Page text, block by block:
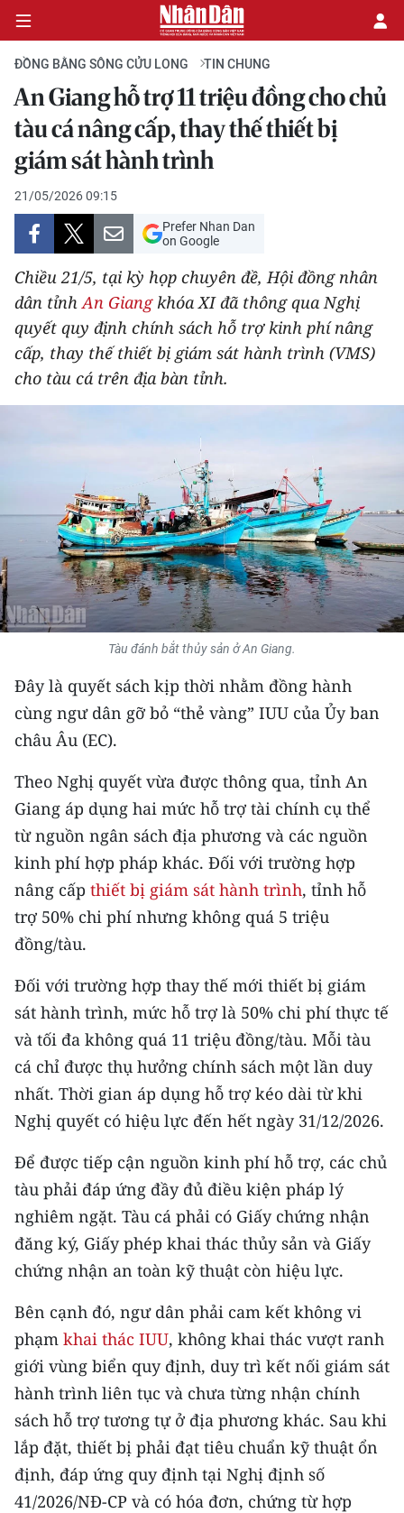
CHÍNH TRỊ
KINH TẾ
VĂN HÓA
XÃ HỘI
PHÁP LUẬT
DU LỊCH
THẾ GIỚI
Y TẾ
KHOA HỌC - CÔNG NGHỆ
MÔI TRƯỜNG
KIỂM CHỨNG THÔNG TIN
TRI THỨC CHUYÊN SÂU
54 DÂN TỘC VIỆT NAM
CHƯƠNG TRÌNH OCOP - MỖI XÃ
MỘT SẢN PHẨM
RADIO
MEDIA CENTER
E-Magazine
Video
Media Chính trị
Media Kinh tế
Media Xã hội
Media Pháp luật
Media Du lịch
Media Thể thao
Media Giáo dục
Media Y tế
Media Khoa học - Công nghệ
Media Môi trường
ĐỒNG BẰNG SÔNG CỬU LONG TIN CHUNG
An Giang hỗ trợ 11 triệu đồng cho chủ
tàu cá nâng cấp, thay thế thiết bị
giám sát hành trình
21/05/2026 09:15
Prefer Nhan Dan
on Google
Chiều 21/5, tại kỳ họp chuyên đề, Hội đồng nhân
dân tỉnhAn Giangkhóa XI đã thông qua Nghị
quyết quy định chính sách hỗ trợ kinh phí nâng
cấp, thay thế thiết bị giám sát hành trình (VMS)
cho tàu cá trên địa bàn tỉnh.
Tàu đánh bắt thủy sản ở An Giang.
Đây là quyết sách kịp thời nhằm đồng hành
cùng ngư dân gỡ bỏ “thẻ vàng” IUU của Ủy ban
châu Âu (EC).
Theo Nghị quyết vừa được thông qua, tỉnh An
Giang áp dụng hai mức hỗ trợ tài chính cụ thể
từ nguồn ngân sách địa phương và các nguồn
kinh phí hợp pháp khác. Đối với trường hợp
nâng cấp thiết bị giám sát hành trình, tỉnh hỗ
trợ 50% chi phí nhưng không quá 5 triệu
đồng/tàu.
Đối với trường hợp thay thế mới thiết bị giám
sát hành trình, mức hỗ trợ là 50% chi phí thực tế
và tối đa không quá 11 triệu đồng/tàu. Mỗi tàu
cá chỉ được thụ hưởng chính sách một lần duy
nhất. Thời gian áp dụng hỗ trợ kéo dài từ khi
Nghị quyết có hiệu lực đến hết ngày 31/12/2026.
Để được tiếp cận nguồn kinh phí hỗ trợ, các chủ
tàu phải đáp ứng đầy đủ điều kiện pháp lý
nghiêm ngặt. Tàu cá phải có Giấy chứng nhận
đăng ký, Giấy phép khai thác thủy sản và Giấy
chứng nhận an toàn kỹ thuật còn hiệu lực.
Bên cạnh đó, ngư dân phải cam kết không vi
phạm khai thác IUU, không khai thác vượt ranh
giới vùng biển quy định, duy trì kết nối giám sát
hành trình liên tục và chưa từng nhận chính
sách hỗ trợ tương tự ở địa phương khác. Sau khi
lắp đặt, thiết bị phải đạt tiêu chuẩn kỹ thuật ổn
định, đáp ứng quy định tại Nghị định số
41/2026/NĐ-CP và có hóa đơn, chứng từ hợp